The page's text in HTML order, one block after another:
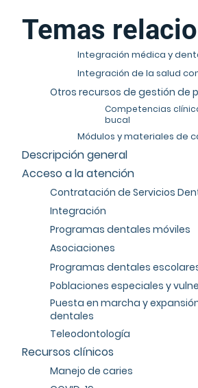
Temas
Integración médica y
Integración de la salud
Otros recursos de gestión de
Competencias
bucal
Módulos y materiales de
Descripción general
Acceso a la atención
Contratación de Servicios
Integración
Programas dentales móviles
Asociaciones
Programas dentales
Poblaciones especiales y
Puesta en marcha y
dentales
Teleodontología
Recursos clínicos
Manejo de caries